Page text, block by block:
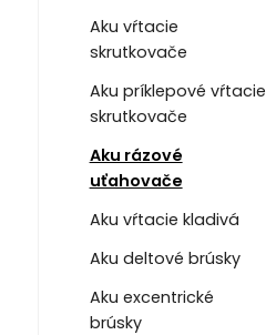
Aku vŕtacie
skrutkovače
Aku príklepové vŕtacie
skrutkovače
Aku rázové
uťahovače
Aku vŕtacie kladivá
Aku deltové brúsky
Aku excentrické
brúsky